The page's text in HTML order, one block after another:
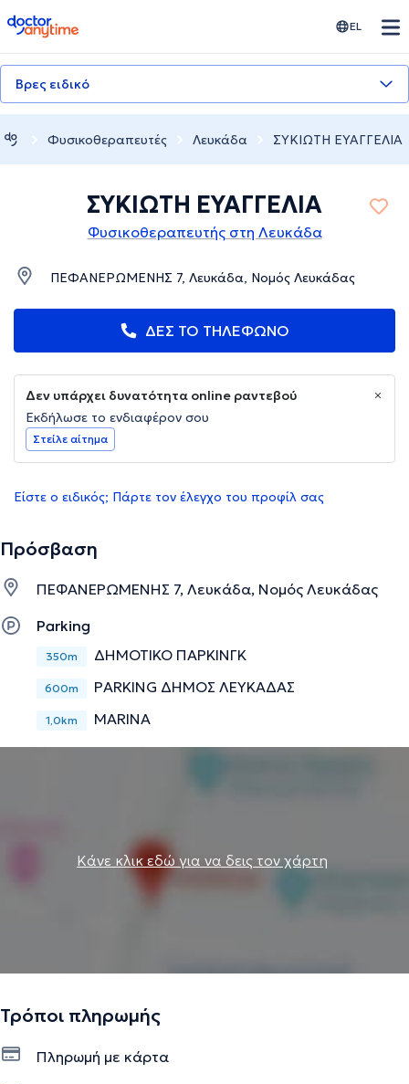
doctoranytime EL
Βρες ειδικό
Φυσικοθεραπευτές Λευκάδα ΣΥΚΙΩΤΗ ΕΥΑΓΓΕΛΙΑ
ΣΥΚΙΩΤΗ ΕΥΑΓΓΕΛΙΑ
Φυσικοθεραπευτής στη Λευκάδα
ΠΕΦΑΝΕΡΩΜΕΝΗΣ 7, Λευκάδα, Νομός Λευκάδας
ΔΕΣ ΤΟ ΤΗΛΕΦΩΝΟ
Δεν υπάρχει δυνατότητα online ραντεβού
Εκδήλωσε το ενδιαφέρον σου
Στείλε αίτημα
Είστε ο ειδικός; Πάρτε τον έλεγχο του προφίλ σας
Πρόσβαση
ΠΕΦΑΝΕΡΩΜΕΝΗΣ 7, Λευκάδα, Νομός Λευκάδας
Parking
350m ΔΗΜΟΤΙΚΟ ΠΑΡΚΙΝΓΚ
600m PARKING ΔΗΜΟΣ ΛΕΥΚΑΔΑΣ
1,0km MARINA
Κάνε κλικ εδώ για να δεις τον χάρτη
Τρόποι πληρωμής
Πληρωμή με κάρτα